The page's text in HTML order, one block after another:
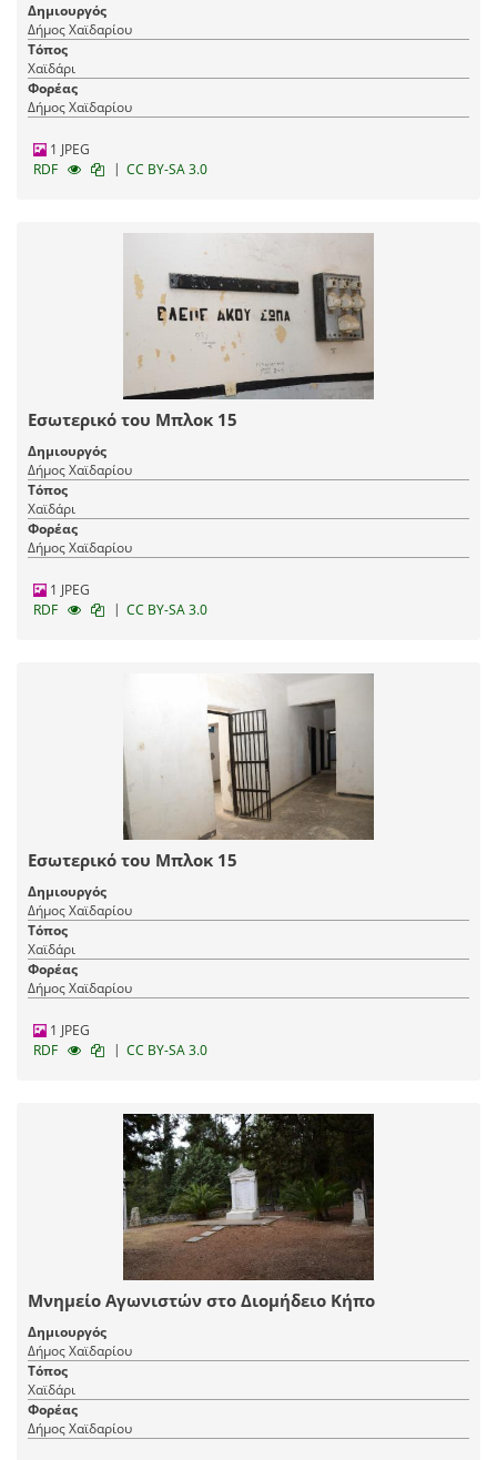
Δημιουργός
Δήμος Χαϊδαρίου
Τόπος
Χαϊδάρι
Φορέας
Δήμος Χαϊδαρίου
1 JPEG
RDF
| CC BY-SA 3.0
Εσωτερικό του Μπλοκ 15
Δημιουργός
Δήμος Χαϊδαρίου
Τόπος
Χαϊδάρι
Φορέας
Δήμος Χαϊδαρίου
1 JPEG
RDF
| CC BY-SA 3.0
Εσωτερικό του Μπλοκ 15
Δημιουργός
Δήμος Χαϊδαρίου
Τόπος
Χαϊδάρι
Φορέας
Δήμος Χαϊδαρίου
1 JPEG
RDF
| CC BY-SA 3.0
Μνημείο Αγωνιστών στο Διομήδειο Κήπο
Δημιουργός
Δήμος Χαϊδαρίου
Τόπος
Χαϊδάρι
Φορέας
Δήμος Χαϊδαρίου